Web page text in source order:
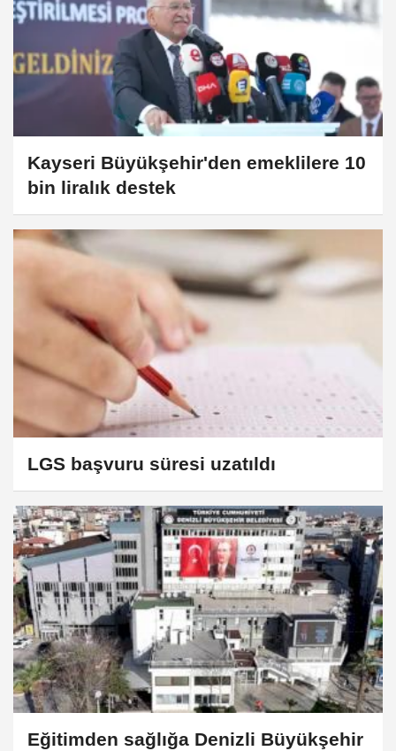
Kayseri Büyükşehir'den emeklilere 10
bin liralık destek
LGS başvuru süresi uzatıldı
Eğitimden sağlığa Denizli Büyükşehir